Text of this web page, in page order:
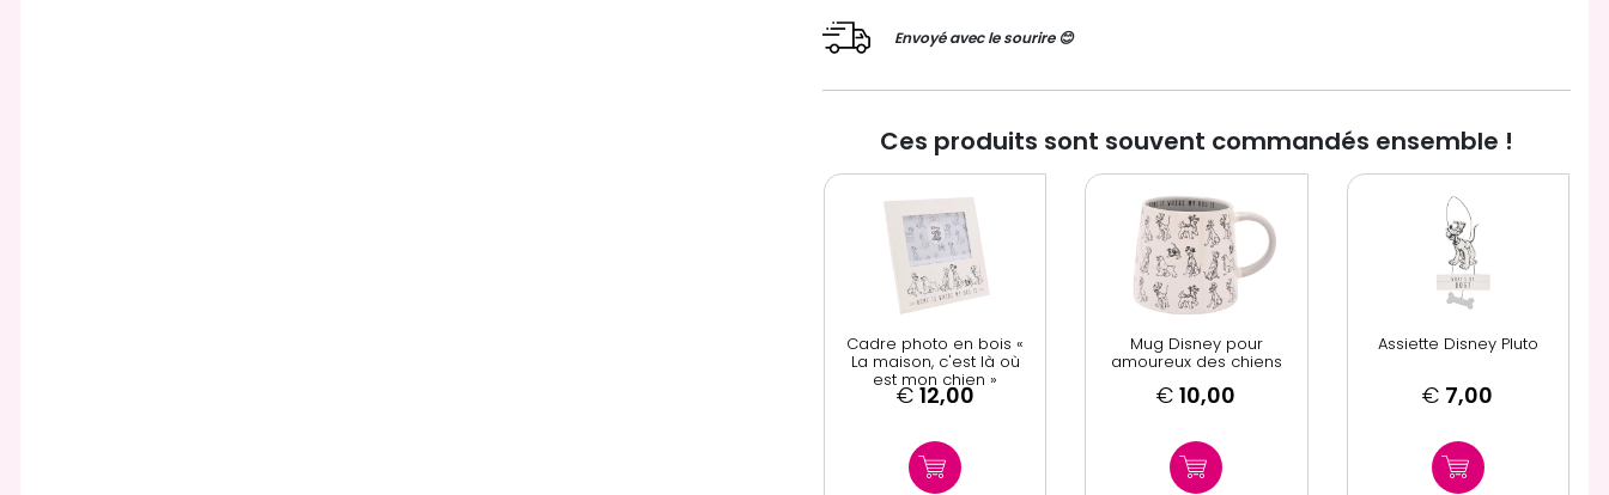
Envoyé avec le sourire 😊
Ces produits sont souvent commandés ensemble !
Cadre photo en bois «
La maison, c'est là où
est mon chien »
€ 12,00
Mug Disney pour
amoureux des chiens
€ 10,00
Assiette Disney Pluto
€ 7,00